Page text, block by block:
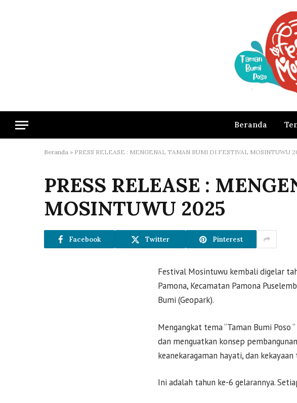
Beranda
Beranda » PRESS RELEASE : MENGENAL TAMAN BUMI DI FESTIVAL MOSINTUWU
PRESS RELEASE :
MOSINTUWU 2025
Facebook Twitter Pinterest
Festival Mosintuwu kembali digelar
Pamona, Kecamatan Pamona
Bumi (Geopark).
Mengangkat tema “Taman Bumi
dan menguatkan konsep
keanekaragaman hayati, dan kekayaan
Ini adalah tahun ke-6 gelarannya.